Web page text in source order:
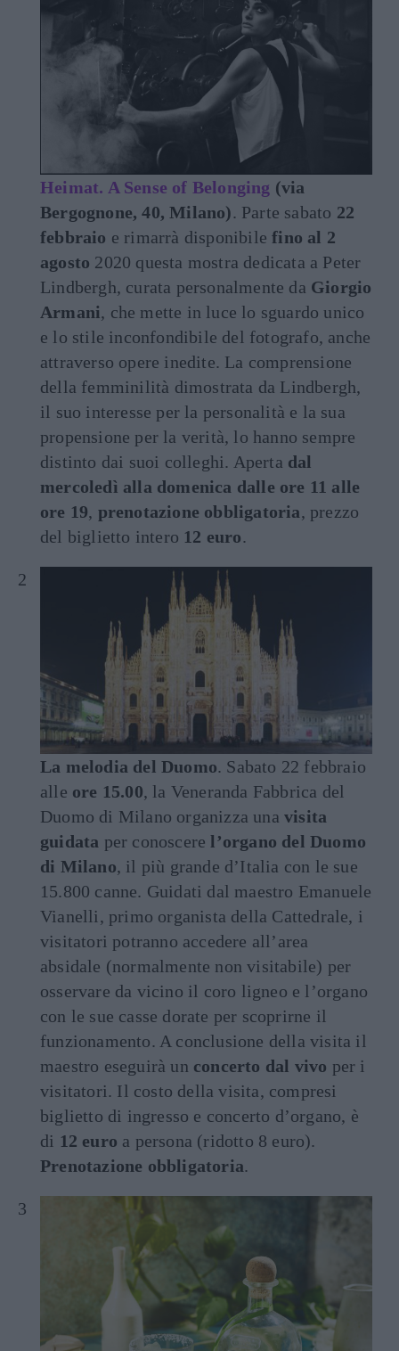
Heimat. A Sense of Belonging (via
Bergognone, 40, Milano). Parte sabato 22
febbraio e rimarrà disponibilefino al 2
agosto 2020 questa mostra dedicata a Peter
Lindbergh, curata personalmente da Giorgio
Armani, che mette in luce lo sguardo unico
e lo stile inconfondibile del fotografo, anche
attraverso opere inedite. La comprensione
della femminilità dimostrata da Lindbergh,
il suo interesse per la personalità e la sua
propensione per la verità, lo hanno sempre
distinto dai suoi colleghi. Aperta dal
mercoledì alla domenica dalle ore 11 alle
ore 19, prenotazione obbligatoria, prezzo
del biglietto intero 12 euro.
La melodia del Duomo. Sabato 22 febbraio
alle ore 15.00, la Veneranda Fabbrica del
Duomo di Milano organizza una visita
guidata per conoscere l’organo del Duomo
di Milano, il più grande d’Italia con le sue
15.800 canne. Guidati dal maestro Emanuele
Vianelli, primo organista della Cattedrale, i
visitatori potranno accedere all’area
absidale (normalmente non visitabile) per
osservare da vicino il coro ligneo e l’organo
con le sue casse dorate per scoprirne il
funzionamento. A conclusione della visita il
maestro eseguirà un concerto dal vivo per i
visitatori. Il costo della visita, compresi
biglietto di ingresso e concerto d’organo, è
di 12 euro a persona (ridotto 8 euro).
Prenotazione obbligatoria.